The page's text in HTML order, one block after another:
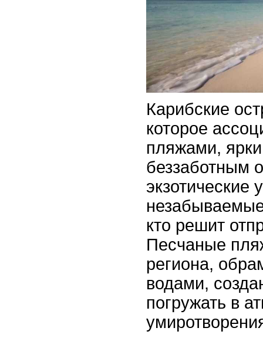
Карибские
которое
пляжами,
беззаботным
экзотические
кто решит
Песчаные
региона,
водами,
погружать в